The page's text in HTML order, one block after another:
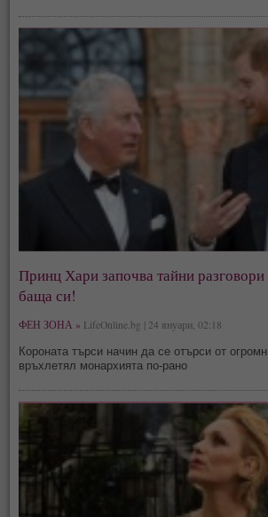
Принц Хари започва тайни
баща си!
ФЕН ЗОНА » LifeOnline.bg | 24 януари, 02:18
Короната търси начин да се отърси от
връхлетял монархията по-рано